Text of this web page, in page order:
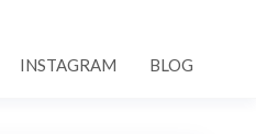
INSTAGRAM BLOG